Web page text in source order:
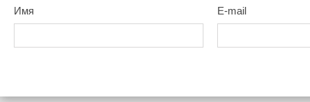
Имя E-mail